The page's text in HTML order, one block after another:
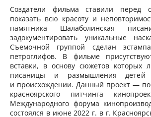
Создатели фильма ставили перед
показать всю красоту и
памятника Шалаболинская
задокументировать уникальные
Съемочной группой сделан
петроглифов. В фильме
вставки, в основу сюжетов которых
писаницы и размышления
и происхождении. Данный проект —
красноярского питчинга
Международного форума
состоялся в июне 2022 г. в г.